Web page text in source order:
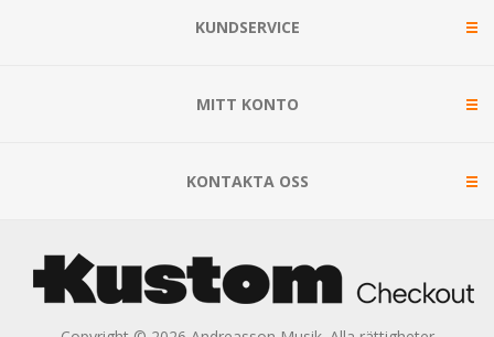
KUNDSERVICE
MITT KONTO
KONTAKTA OSS